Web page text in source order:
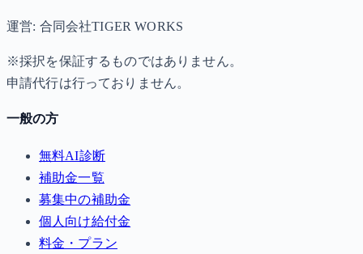
運営: 合同会社TIGER WORKS
※採択を保証するものではありません。
申請代行は行っておりません。
一般の方
無料AI診断
補助金一覧
募集中の補助金
個人向け給付金
料金・プラン